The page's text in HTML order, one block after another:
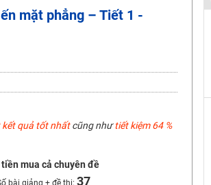
mặt phẳng – Tiết 1 -
kết quả tốt nhấtcũng nhưtiết kiệm 64 %
tiền mua cả chuyên đề
bài giảng + đề thi: 37